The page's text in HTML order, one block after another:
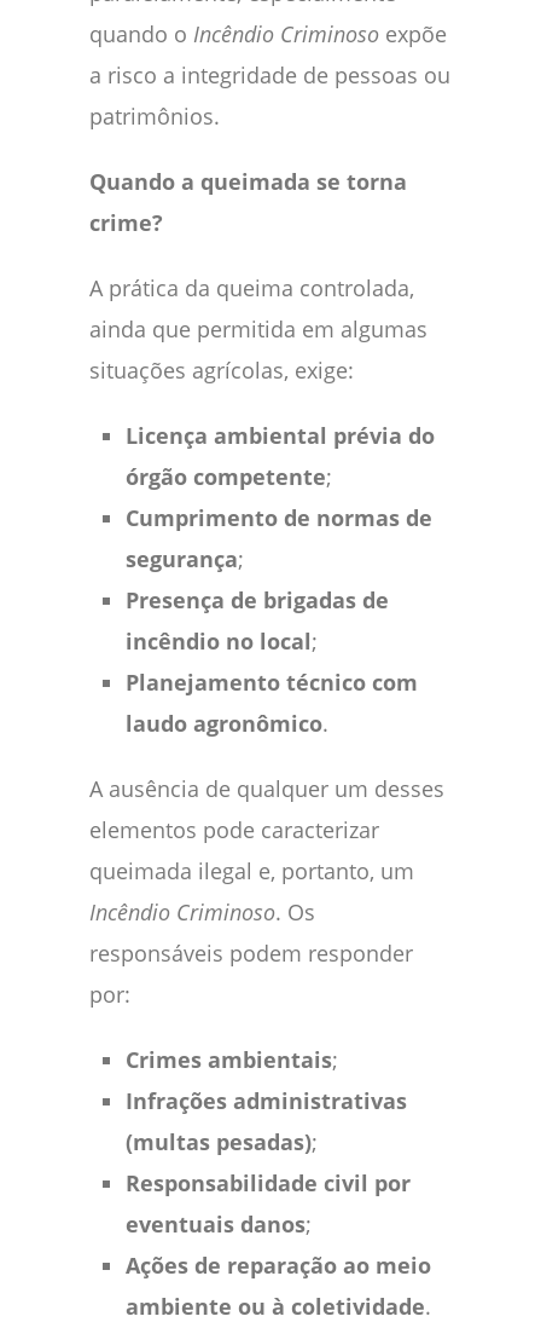
quando o Incêndio Criminoso expõe
a risco a integridade de pessoas ou
patrimônios.
Quando a queimada se torna
crime?
A prática da queima controlada,
ainda que permitida em algumas
situações agrícolas, exige:
Licença ambiental prévia do
órgão competente;
Cumprimento de normas de
segurança;
Presença de brigadas de
incêndio no local;
Planejamento técnico com
laudo agronômico.
A ausência de qualquer um desses
elementos pode caracterizar
queimada ilegal e, portanto, um
Incêndio Criminoso. Os
responsáveis podem responder
por:
Crimes ambientais;
Infrações administrativas
(multas pesadas);
Responsabilidade civil por
eventuais danos;
Ações de reparação ao meio
ambiente ou à coletividade.